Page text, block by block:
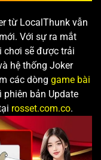
từ LocalThunk vẫn
Với sự ra mắt
chơi sẽ được trải
hệ thống Joker
các dòng game bài
bản Update
rosset.com.co.